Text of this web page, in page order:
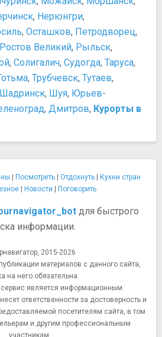
, Нерюнгри,
, Осташков, Петродворец,
Ростов Великий, Рыльск,
, Солигалич, Судогда, Таруса,
, Трубчевск, Тутаев,
Шадринск, Шуя, Юрьев-
, Дмитров, Курорты в
Посмотреть| Отдохнуть|
Кухни стран
| Новости Поговорить
для быстрого
информации.
2015-2026
материалов с данного сайта,
на него обязательна.
является информационным.
ответственности за достоверность и
посетителям сайта, в том
и другим профессиональным
участникам.